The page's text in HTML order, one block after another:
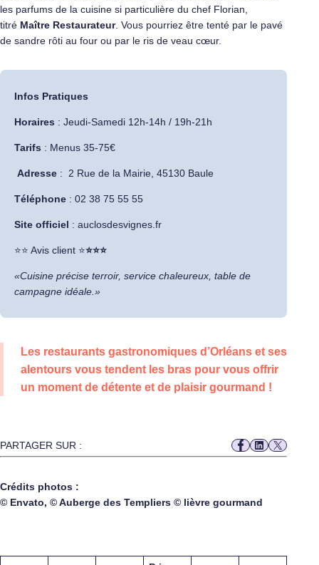
les parfums de la cuisine si particulière du chef Florian,
titré Maître Restaurateur. Vous pourriez être tenté par le pavé
de sandre rôti au four ou par le ris de veau cœur.
Infos Pratiques
Horaires : Jeudi-Samedi 12h-14h / 19h-21h
Tarifs : Menus 35-75€
Adresse : 2 Rue de la Mairie, 45130 Baule
Téléphone : 02 38 75 55 55
Site officiel : auclosdesvignes.fr
​⭐⭐ Avis client ⭐⭐⭐⭐
«Cuisine précise terroir, service chaleureux, table de
campagne idéale.»
Les restaurants gastronomiques d’Orléans et ses
alentours vous tendent les bras pour vous offrir
un moment de détente et de plaisir gourmand !
PARTAGER SUR :
Crédits photos :
© Envato, © Auberge des Templiers © lièvre gourmand